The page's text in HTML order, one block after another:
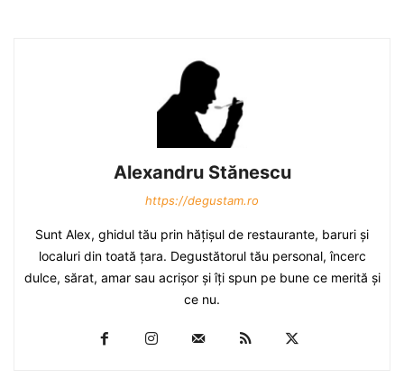
Alexandru Stănescu
https://degustam.ro
Sunt Alex, ghidul tău prin hăţişul de restaurante, baruri şi
localuri din toată ţara. Degustătorul tău personal, încerc
dulce, sărat, amar sau acrişor şi îţi spun pe bune ce merită şi
ce nu.